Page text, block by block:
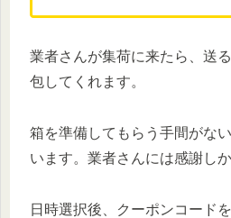
業者さんが集荷に来たら、送
包してくれます。
箱を準備してもらう手間がな
います。業者さんには感謝し
日時選択後、クーポンコード